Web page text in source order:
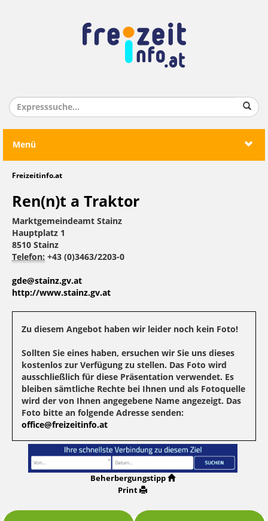
Menü
Freizeitinfo.at
Ren(n)t a Traktor
Marktgemeindeamt Stainz
Hauptplatz 1
8510 Stainz
Telefon: +43 (0)3463/2203-0
gde@stainz.gv.at
http://www.stainz.gv.at
Zu diesem Angebot haben wir leider noch kein Foto!
Sollten Sie eines haben, ersuchen wir Sie uns dieses
kostenlos zur Verfügung zu stellen. Das Foto wird
ausschließlich für diese Präsentation verwendet. Es
bleiben sämtliche Rechte bei Ihnen und als Fotoquelle
wird der von Ihnen angegebene Name angezeigt. Das
Foto bitte an folgende Adresse senden:
office@freizeitinfo.at
Beherbergungstipp
Print